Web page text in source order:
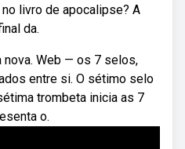
livro de apocalipse? A
da.
nova. Web — os 7 selos,
entre si. O sétimo selo
trombeta inicia as 7
o.